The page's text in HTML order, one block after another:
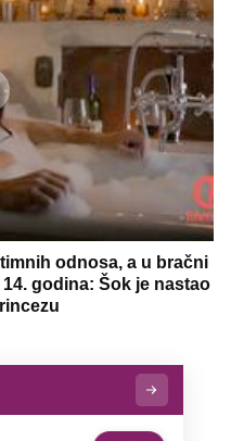
odnosa, a u bračni
godina: Šok je nastao